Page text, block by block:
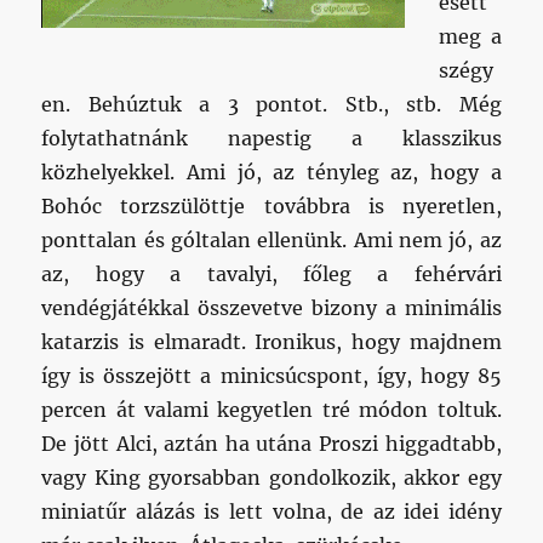
meg a
szégy
en. Behúztuk a 3 pontot. Stb., stb. Még
folytathatnánk napestig a klasszikus
közhelyekkel. Ami jó, az tényleg az, hogy a
Bohóc torzszülöttje továbbra is nyeretlen,
ponttalan és góltalan ellenünk. Ami nem jó, az
az, hogy a tavalyi, főleg a fehérvári
vendégjátékkal összevetve bizony a minimális
katarzis is elmaradt. Ironikus, hogy majdnem
így is összejött a minicsúcspont, így, hogy 85
percen át valami kegyetlen tré módon toltuk.
De jött Alci, aztán ha utána Proszi higgadtabb,
vagy King gyorsabban gondolkozik, akkor egy
miniatűr alázás is lett volna, de az idei idény